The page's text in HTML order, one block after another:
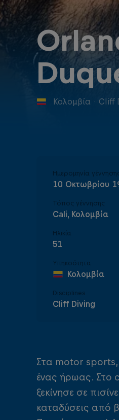
Κολομβία · Cliff
Ημερομηνία
10 Οκτωβρίου
Τόπος γέννησης
Cali, Κολομβία
Ηλικία
51
Υπηκοότητα
Κολομβία
Disciplines
Cliff Diving
Στα motor sports,
ένας ήρωας. Στο
ξεκίνησε σε
καταδύσεις από